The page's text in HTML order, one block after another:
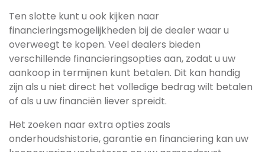
Ten slotte kunt u ook kijken naar
financieringsmogelijkheden bij de dealer waar u
overweegt te kopen. Veel dealers bieden
verschillende financieringsopties aan, zodat u uw
aankoop in termijnen kunt betalen. Dit kan handig
zijn als u niet direct het volledige bedrag wilt betalen
of als u uw financiën liever spreidt.
Het zoeken naar extra opties zoals
onderhoudshistorie, garantie en financiering kan uw